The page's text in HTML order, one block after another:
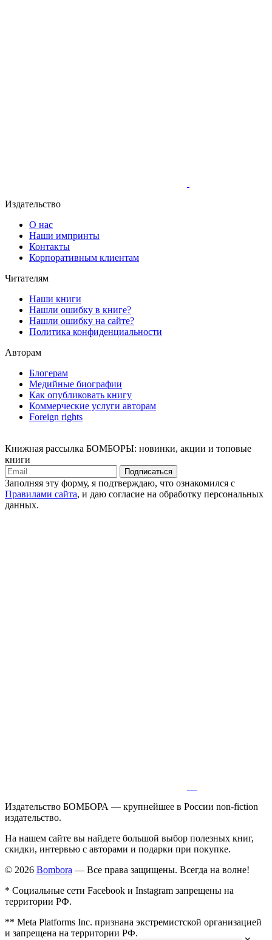
Издательство
О нас
Наши импринты
Контакты
Корпоративным клиентам
Читателям
Наши книги
Нашли ошибку в книге?
Нашли ошибку на сайте?
Политика конфиденциальности
Авторам
Блогерам
Медийные биографии
Как опубликовать книгу
Коммерческие услуги авторам
Foreign rights
Книжная рассылка БОМБОРЫ: новинки, акции и топовые
книги
Подписаться
Заполняя эту форму, я подтверждаю, что ознакомился с
Правилами сайта, и даю согласие на обработку персональных
данных.
Издательство БОМБОРА — крупнейшее в России non-fiction
издательство.
На нашем сайте вы найдете большой выбор полезных книг,
скидки, интервью с авторами и подарки при покупке.
© 2026 Bombora — Все права защищены. Всегда на волне!
* Социальные сети Facebook и Instagram запрещены на
территории РФ.
** Meta Platforms Inc. признана экстремистской организацией
и запрещена на территории РФ.